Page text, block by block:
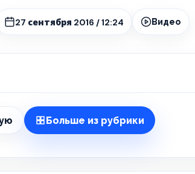
27 сентября 2016 / 12:24 Видео
Больше из рубрики